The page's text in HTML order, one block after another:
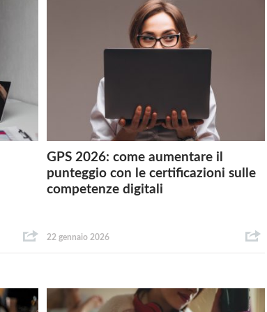
GPS 2026: come aumentare il
punteggio con le certificazioni sulle
competenze digitali
22 gennaio 2026